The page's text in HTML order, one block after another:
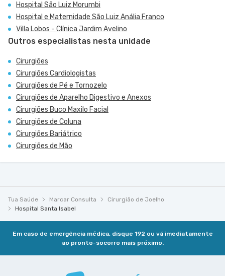
Hospital São Luiz Morumbi
Hospital e Maternidade São Luiz Anália Franco
Villa Lobos - Clínica Jardim Avelino
Outros especialistas nesta unidade
Cirurgiões
Cirurgiões Cardiologistas
Cirurgiões de Pé e Tornozelo
Cirurgiões de Aparelho Digestivo e Anexos
Cirurgiões Buco Maxilo Facial
Cirurgiões de Coluna
Cirurgiões Bariátrico
Cirurgiões de Mão
Tua Saúde Marcar Consulta
Cirurgião de Joelho
Hospital Santa Isabel
Em caso de emergência médica, disque 192 ou vá imediatamente
ao pronto-socorro mais próximo.